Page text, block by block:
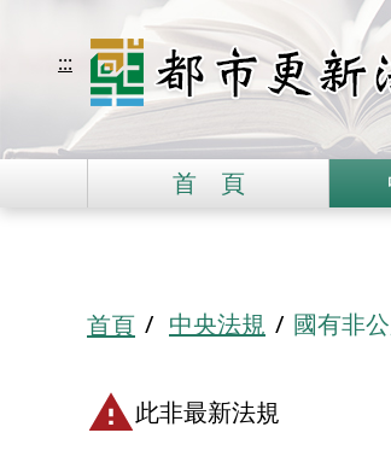
:::
都市更新法規
首 頁
首頁 中央法規 國有非
此非最新法規